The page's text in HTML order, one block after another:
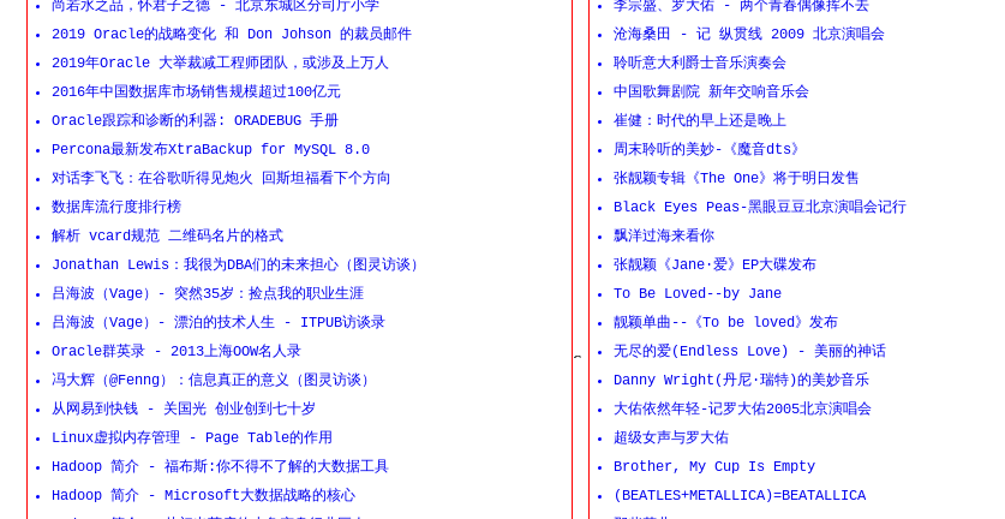
尚若水之品，怀君子之德 - 北京东城区分司厅小学
2019 Oracle的战略变化 和 Don Johson 的裁员邮件
2019年Oracle 大举裁减工程师团队，或涉及上万人
2016年中国数据库市场销售规模超过100亿元
Oracle跟踪和诊断的利器: ORADEBUG 手册
Percona最新发布XtraBackup for MySQL 8.0
对话李飞飞：在谷歌听得见炮火 回斯坦福看下个方向
数据库流行度排行榜
解析 vcard规范 二维码名片的格式
Jonathan Lewis：我很为DBA们的未来担心（图灵访谈）
吕海波（Vage）- 突然35岁：捡点我的职业生涯
吕海波（Vage）- 漂泊的技术人生 - ITPUB访谈录
Oracle群英录 - 2013上海OOW名人录
冯大辉（@Fenng）：信息真正的意义（图灵访谈）
从网易到快钱 - 关国光 创业创到七十岁
Linux虚拟内存管理 - Page Table的作用
Hadoop 简介 - 福布斯:你不得不了解的大数据工具
Hadoop 简介 - Microsoft大数据战略的核心
李宗盛、罗大佑 - 两个青春偶像挥不去
沧海桑田 - 记 纵贯线 2009 北京演唱会
聆听意大利爵士音乐演奏会
中国歌舞剧院 新年交响音乐会
崔健：时代的早上还是晚上
周末聆听的美妙-《魔音dts》
张靓颖专辑《The One》将于明日发售
Black Eyes Peas-黑眼豆豆北京演唱会记行
飘洋过海来看你
张靓颖《Jane·爱》EP大碟发布
To Be Loved--by Jane
靓颖单曲--《To be loved》发布
无尽的爱(Endless Love) - 美丽的神话
Danny Wright(丹尼·瑞特)的美妙音乐
大佑依然年轻-记罗大佑2005北京演唱会
超级女声与罗大佑
Brother, My Cup Is Empty
(BEATLES+METALLICA)=BEATALLICA